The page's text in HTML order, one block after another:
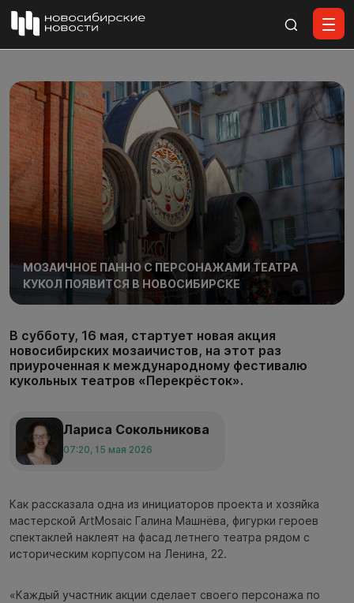
МОЗАИЧНОЕ ПАННО С ПЕРСОНАЖАМИ ТЕАТРА
КУКОЛ ПОЯВИТСЯ В НОВОСИБИРСКЕ
В субботу, 16 мая, стартует новая акция
новосибирских мозаичистов, на этот раз
приуроченная к международному фестивалю
кукольных театров «Перекрёсток».
Лариса Сокольникова
07:20, 15 мая 2026
Как рассказала одна из инициаторов проекта и хозяйка
мастерской ArtMosaic Галина Машнёва, фигурки героев
спектаклей наклеят на фасад летнего театра рядом с
историческим корпусом на Ленина, 22.
«Каждый участник акции сделает своего персонажа по